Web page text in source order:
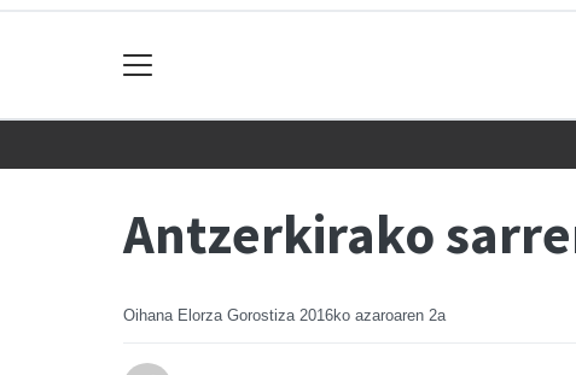
Antzerkirako
Oihana Elorza Gorostiza 2016ko azaroaren 2a